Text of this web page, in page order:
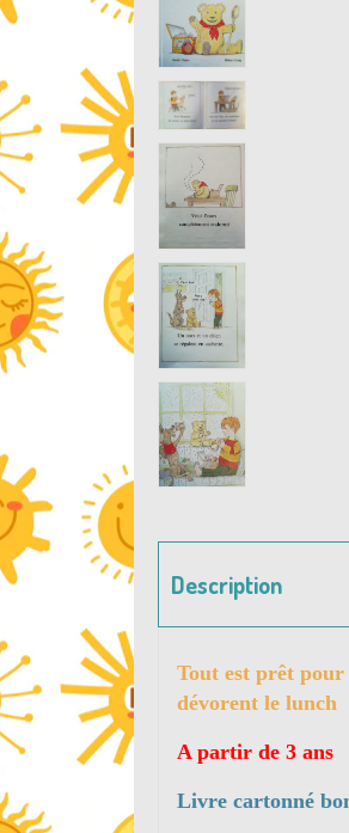
Description
Tout est prêt pour
dévorent le lunch
A partir de 3 ans
Livre cartonné